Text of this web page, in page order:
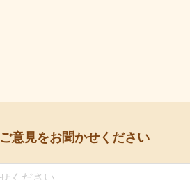
ご意見をお聞かせください